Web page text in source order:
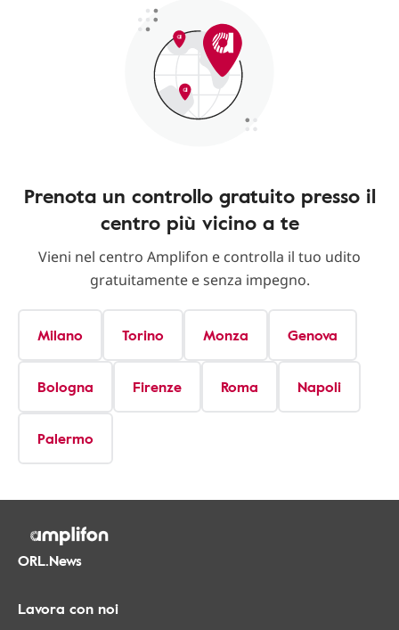
Prenota un controllo gratuito presso il
centro più vicino a te
Vieni nel centro Amplifon e controlla il tuo udito
gratuitamente e senza impegno.
Milano Torino Monza Genova
Bologna Firenze Roma Napoli
Palermo
ORL.News
Lavora con noi